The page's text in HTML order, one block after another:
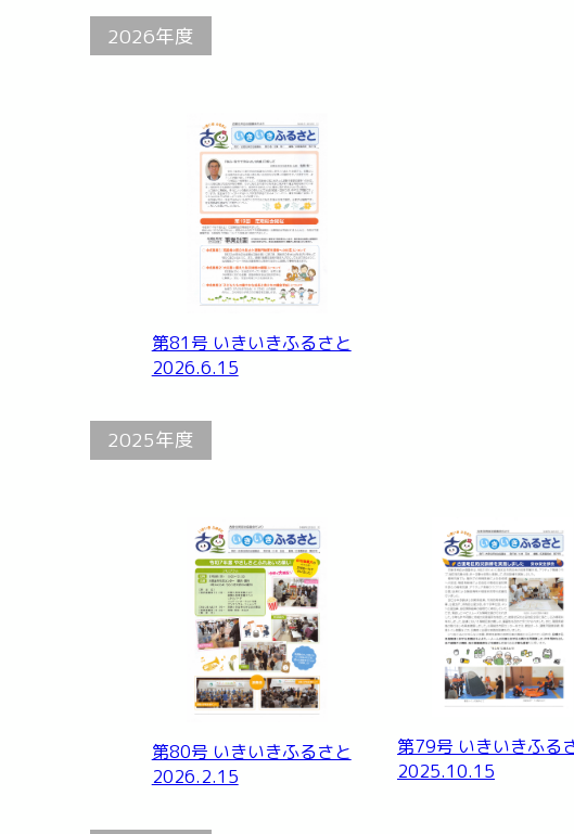
2026年度
第81号 いきいきふるさと
2026.6.15
2025年度
第80号 いきいきふるさと
2026.2.15
第79号 いきいきふる
2025.10.15